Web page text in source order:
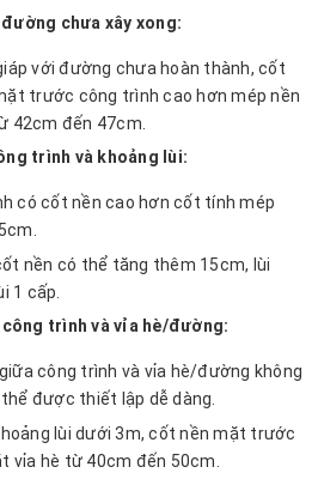
chưa xây xong:
với đường chưa hoàn thành, cốt
trước công trình cao hơn mép nền
42cm đến 47cm.
trình và khoảng lùi:
có cốt nền cao hơn cốt tính mép
nền có thể tăng thêm 15cm, lùi
1 cấp.
trình và vỉa hè/đường:
công trình và vỉa hè/đường không
được thiết lập dễ dàng.
lùi dưới 3m, cốt nền mặt trước
vỉa hè từ 40cm đến 50cm.